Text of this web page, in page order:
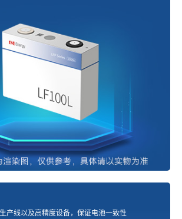
产线以及高精度设备，保证电池一致性